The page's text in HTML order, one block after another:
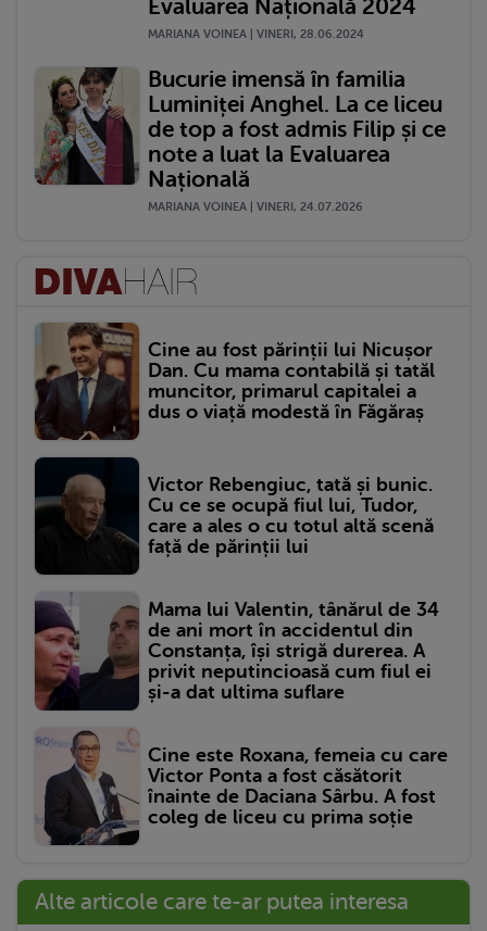
Evaluarea Națională 2024
MARIANA VOINEA | VINERI, 28.06.2024
Bucurie imensă în familia
Luminiței Anghel. La ce liceu
de top a fost admis Filip și ce
note a luat la Evaluarea
Națională
MARIANA VOINEA | VINERI, 24.07.2026
Cine au fost părinții lui Nicușor
Dan. Cu mama contabilă și tatăl
muncitor, primarul capitalei a
dus o viață modestă în Făgăraș
Victor Rebengiuc, tată și bunic.
Cu ce se ocupă fiul lui, Tudor,
care a ales o cu totul altă scenă
față de părinții lui
Mama lui Valentin, tânărul de 34
de ani mort în accidentul din
Constanța, își strigă durerea. A
privit neputincioasă cum fiul ei
și-a dat ultima suflare
Cine este Roxana, femeia cu care
Victor Ponta a fost căsătorit
înainte de Daciana Sârbu. A fost
coleg de liceu cu prima soție
Alte articole care te-ar putea interesa